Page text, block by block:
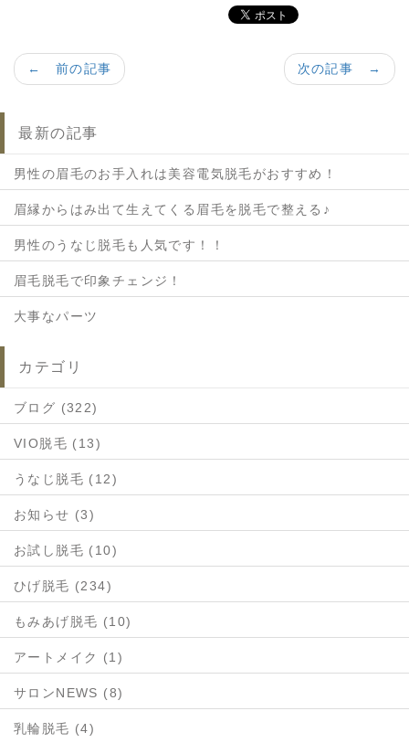
次の記事 →
← 前の記事
最新の記事
男性の眉毛のお手入れは美容電気脱毛がおすすめ！
眉縁からはみ出て生えてくる眉毛を脱毛で整える♪
男性のうなじ脱毛も人気です！！
眉毛脱毛で印象チェンジ！
大事なパーツ
カテゴリ
ブログ (322)
VIO脱毛 (13)
うなじ脱毛 (12)
お知らせ (3)
お試し脱毛 (10)
ひげ脱毛 (234)
もみあげ脱毛 (10)
アートメイク (1)
サロンNEWS (8)
乳輪脱毛 (4)